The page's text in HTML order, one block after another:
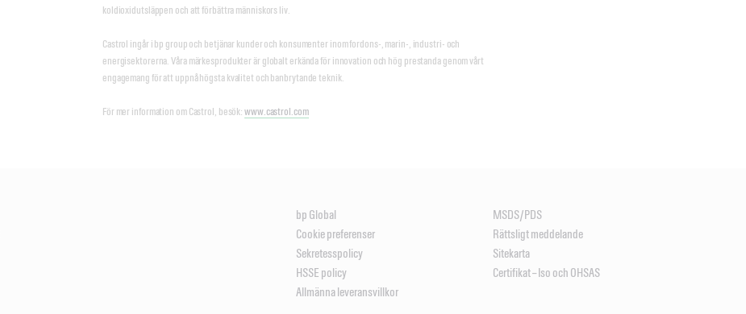
koldioxidutsläppen och att förbättra människors liv.
Castrol ingår i bp group och betjänar kunder och konsumenter inom fordons-, marin-, industri- och
energisektorerna. Våra märkesprodukter är globalt erkända för innovation och hög prestanda genom vårt
engagemang för att uppnå högsta kvalitet och banbrytande teknik.
För mer information om Castrol, besök:www.castrol.com
bp Global
MSDS/PDS
Cookie preferenser
Rättsligt meddelande
Sekretesspolicy
Sitekarta
HSSE policy
Certifikat – Iso och OHSAS
Allmänna leveransvillkor